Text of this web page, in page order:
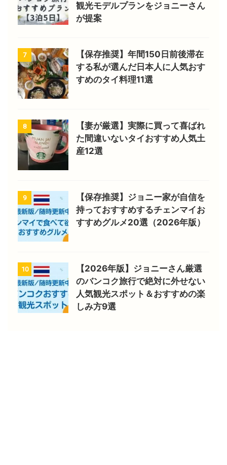
観光モデルプランをジョニーさん
が提案
7
【保存推奨】年間150日前後滞在
する私が選んだ日本人に人気おす
すめのタイ料理11選
8
【妻が厳選】実際に買って喜ばれ
た間違いないタイおすすめ人気土
産12選
9
【保存推奨】ジョニー家が自信を
持っておすすめするチェンマイお
すすめグルメ20選（2026年版）
10
【2026年版】ジョニーさん厳選
のバンコク旅行で絶対に外せない
人気観光スポット＆おすすめの楽
しみ方9選